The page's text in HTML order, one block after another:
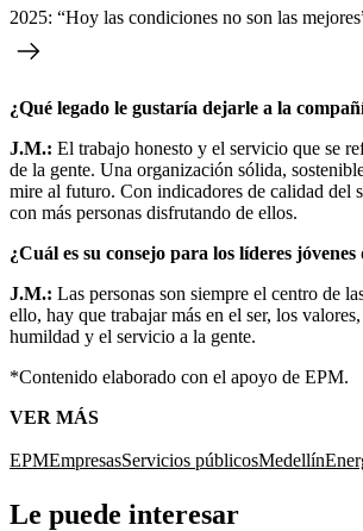
2025: “Hoy las condiciones no son las
¿Qué legado le gustaría dejarle a la
J.M.: El trabajo honesto y el servicio que se
de la gente. Una organización sólida,
mire al futuro. Con indicadores de calidad del
con más personas disfrutando de ellos.
¿Cuál es su consejo para los líderes jóvenes
J.M.: Las personas son siempre el centro de
ello, hay que trabajar más en el ser, los
humildad y el servicio a la gente.
*Contenido elaborado con el apoyo de EPM.
VER MÁS
EPMEmpresasServicios públicosMedellín
Le puede interesar